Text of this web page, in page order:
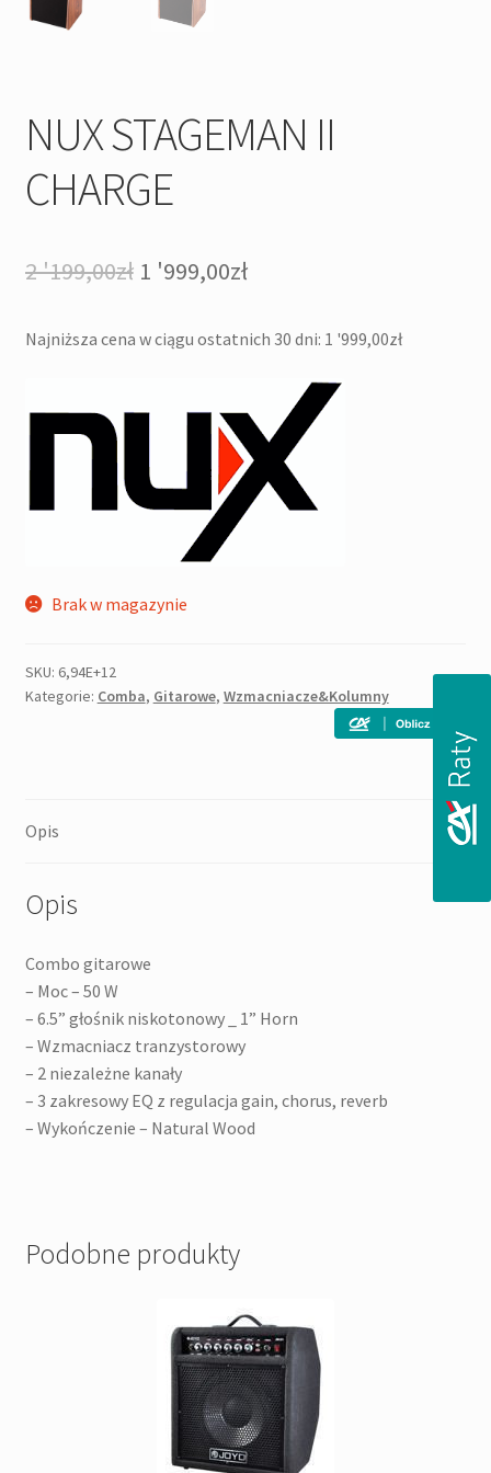
NUX STAGEMAN II
CHARGE
2 '199,00zł Pierwotna
wynosiła:
'199,00zł.
1 '999,00złAktualna
wynosi:
'999,00zł.
Najniższa cena w ciągu ostatnich 30 dni: 1 '999,00zł
Brak w magazynie
SKU: 6,94E+12
Kategorie: Comba, Gitarowe, Wzmacniacze&Kolumny
Opis
Opis
Combo gitarowe
– Moc – 50 W
– 6.5” głośnik niskotonowy _ 1” Horn
– Wzmacniacz tranzystorowy
– 2 niezależne kanały
– 3 zakresowy EQ z regulacja gain, chorus, reverb
– Wykończenie – Natural Wood
Podobne produkty